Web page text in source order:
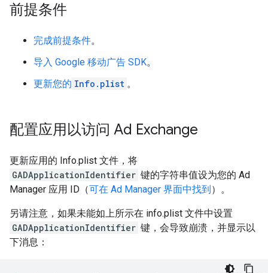
前提条件
完成前提条件。
导入 Google 移动广告 SDK。
更新您的 Info.plist 。
配置应用以访问 Ad Exchange
更新应用的 Info.plist 文件，将
GADApplicationIdentifier 键的字符串值设为您的 Ad
Manager 应用 ID（可在 Ad Manager 界面中找到）。
另请注意，如果未能如上所示在 info.plist 文件中设置
GADApplicationIdentifier 键，会导致崩溃，并显示以
下消息：